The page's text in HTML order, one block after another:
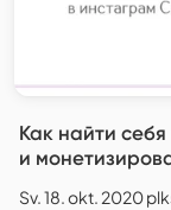
Как найти себя в
и
Sv. 18. okt. 2020